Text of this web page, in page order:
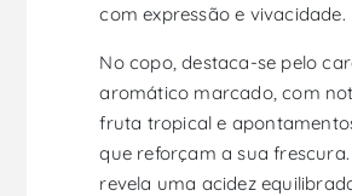
com expressão e vivacidade.
No copo, destaca-se pelo
aromático marcado, com
fruta tropical e
que reforçam a sua frescura.
revela uma acidez